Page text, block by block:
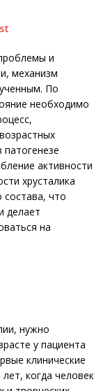
и
механизм
По
необходимо
активности
хрусталика
состава, что
делает
на
нужно
у пациента
клинические
когда человек